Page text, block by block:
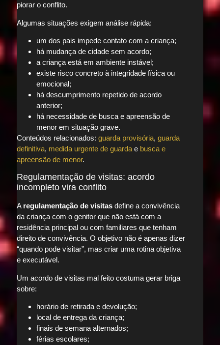
piorar o conflito.
Algumas situações exigem análise rápida:
um dos pais impede contato com a criança;
há mudança de cidade sem acordo;
a criança está em ambiente instável;
existe risco concreto à integridade física ou
emocional;
há descumprimento repetido de acordo
anterior;
há necessidade de busca e apreensão de
menor em situação grave.
Conteúdos relacionados: guarda provisória, guarda
definitiva, medida urgente de guardae busca e
apreensão de menor.
Regulamentação de visitas: acordo
incompleto vira conflito
A regulamentação de visitasdefine a convivência
da criança com o genitor que não está com a
residência principal ou com familiares que tenham
direito de convivência. O objetivo não é apenas dizer
“quando pode visitar”, mas criar uma rotina objetiva
e executável.
Um acordo de visitas mal feito costuma gerar briga
sobre:
horário de retirada e devolução;
local de entrega da criança;
finais de semana alternados;
férias escolares;